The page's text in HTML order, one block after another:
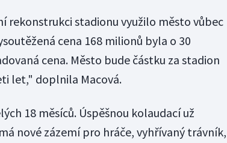
rekonstrukci stadionu využilo město vůbec
cena 168 milionů byla o 30
cena. Město bude částku za stadion
let," doplnila Macová.
18 měsíců. Úspěšnou kolaudací už
nové zázemí pro hráče, vyhřívaný trávník,